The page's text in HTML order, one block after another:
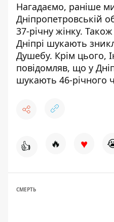
Нагадаємо, раніше
Дніпропетровській
37-річну жінку.
Дніпрі шукають
Душебу. Крім цього,
повідомляв, що у
шукають 46-річного
👍 🔥 ♥
СМЕРТЬ